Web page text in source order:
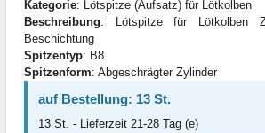
Kategorie: Lötspitze (Aufsatz) für Lötkolben
Beschreibung: Lötspitze für Lötkolben
Beschichtung
Spitzentyp: B8
Spitzenform: Abgeschrägter Zylinder
auf Bestellung: 13 St.
13 St. - Lieferzeit 21-28 Tag (e)